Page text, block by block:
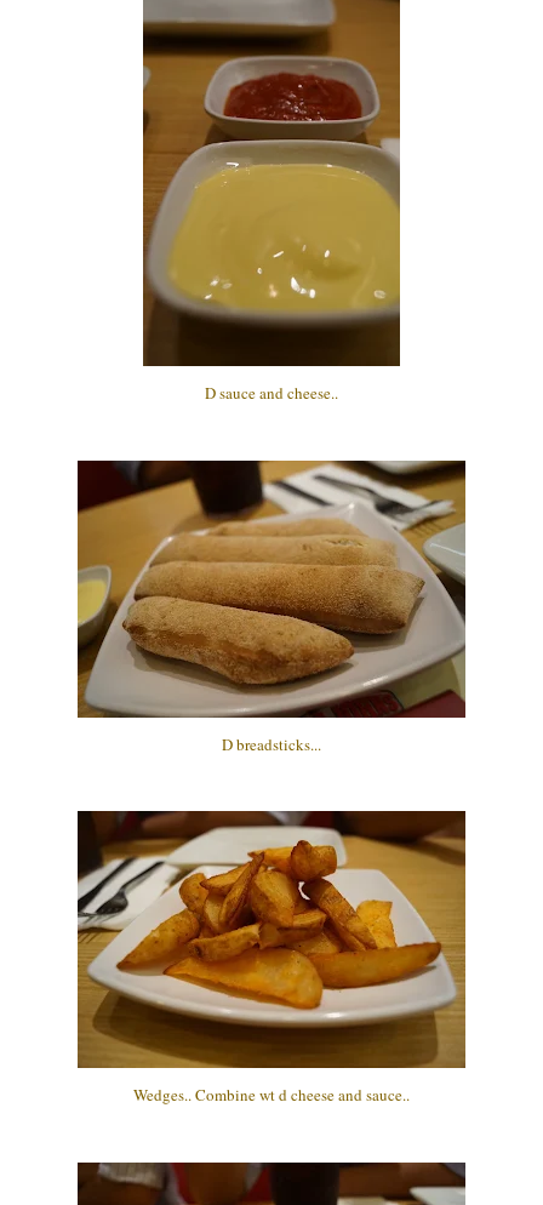
D sauce and cheese..
D breadsticks...
Wedges.. Combine wt d cheese and sauce..